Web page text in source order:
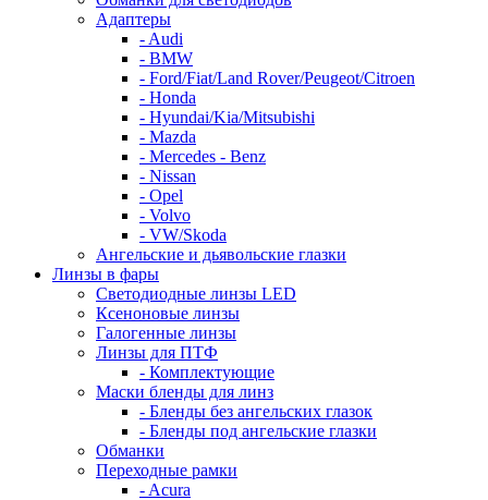
Адаптеры
- Audi
- BMW
- Ford/Fiat/Land Rover/Peugeot/Citroen
- Honda
- Hyundai/Kia/Mitsubishi
- Mazda
- Mercedes - Benz
- Nissan
- Opel
- Volvo
- VW/Skoda
Ангельские и дьявольские глазки
Линзы в фары
Светодиодные линзы LED
Ксеноновые линзы
Галогенные линзы
Линзы для ПТФ
- Комплектующие
Маски бленды для линз
- Бленды без ангельских глазок
- Бленды под ангельские глазки
Обманки
Переходные рамки
- Acura